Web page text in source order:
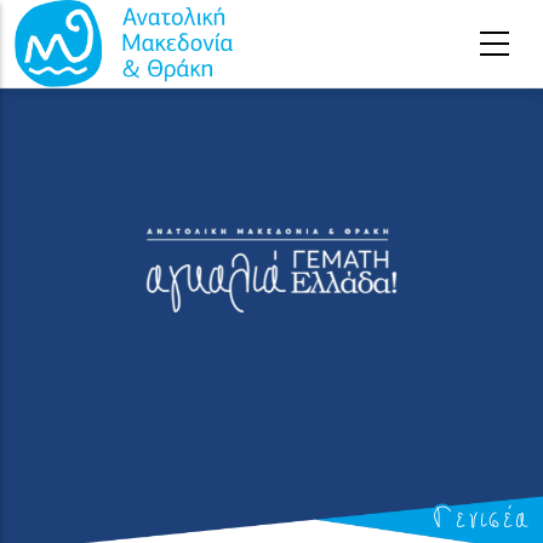
Παράκαμψη προς το κυρίως περιεχόμενο
Γενισέα